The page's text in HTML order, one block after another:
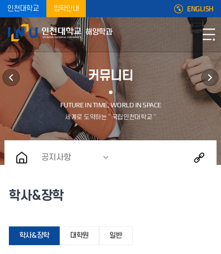
인천대학교 입학안내 ENGLISH
해양학과
커뮤니티
공지사항
학사&장학
학사&장학 대학원 일반